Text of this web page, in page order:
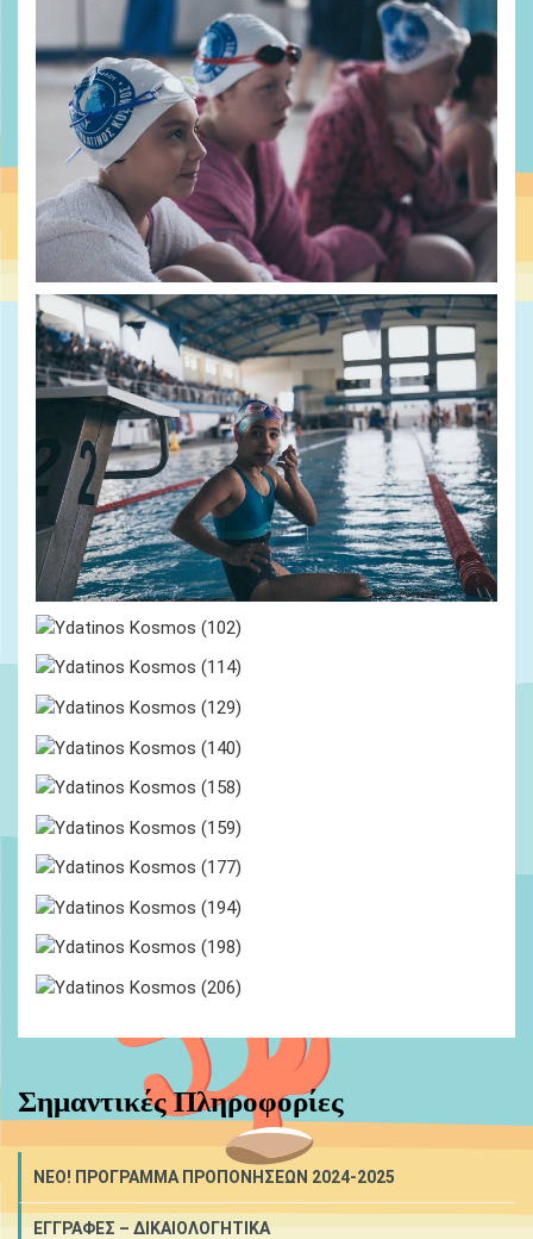
Σημαντικές Πληροφορίες
NEO! ΠΡΟΓΡΑΜΜΑ ΠΡΟΠΟΝΗΣΕΩΝ 2024-2025
ΕΓΓΡΑΦΕΣ – ΔΙΚΑΙΟΛΟΓΗΤΙΚΑ